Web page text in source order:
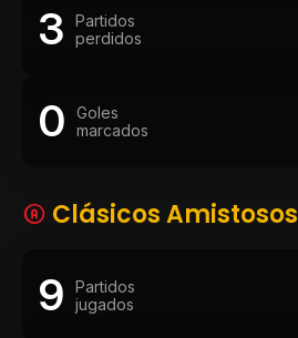
3
Partidos
perdidos
0
Goles
marcados
Clásicos Amistosos
9
Partidos
jugados